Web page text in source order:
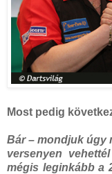
Most pedig
Bár – mondjuk úgy
versenyen
mégis leginkább a